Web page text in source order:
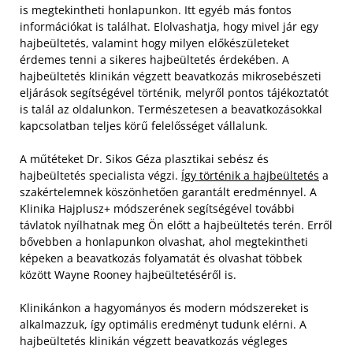
is megtekintheti honlapunkon. Itt egyéb más fontos
információkat is találhat. Elolvashatja, hogy mivel jár egy
hajbeültetés, valamint hogy milyen előkészületeket
érdemes tenni a sikeres hajbeültetés érdekében. A
hajbeültetés klinikán végzett beavatkozás mikrosebészeti
eljárások segítségével történik, melyről pontos tájékoztatót
is talál az oldalunkon. Természetesen a beavatkozásokkal
kapcsolatban teljes körű felelősséget vállalunk.
A műtéteket Dr. Sikos Géza plasztikai sebész és
hajbeültetés specialista végzi. Így történik a hajbeültetés a
szakértelemnek köszönhetően garantált eredménnyel. A
Klinika Hajplusz+ módszerének segítségével további
távlatok nyílhatnak meg Ön előtt a hajbeültetés terén. Erről
bővebben a honlapunkon olvashat, ahol megtekintheti
képeken a beavatkozás folyamatát és olvashat többek
között Wayne Rooney hajbeültetéséről is.
Klinikánkon a hagyományos és modern módszereket is
alkalmazzuk, így optimális eredményt tudunk elérni. A
hajbeültetés klinikán végzett beavatkozás végleges